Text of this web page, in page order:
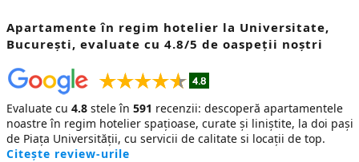
Apartamente în regim hotelier la Universitate,
București, evaluate cu 4.8/5 de oaspeții noștri
Evaluate cu 4.8 stele în 591 recenzii: descoperă apartamentele
noastre în regim hotelier spațioase, curate și liniștite, la doi pași
de Piața Universității, cu servicii de calitate si locații de top.
Citește review-urile